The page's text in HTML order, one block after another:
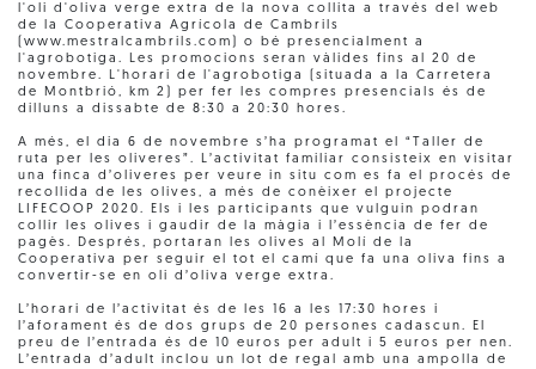
l'oli d'oliva verge extra de la nova collita a través del web
de la Cooperativa Agrícola de Cambrils
(www.mestralcambrils.com) o bé presencialment a
l'agrobotiga. Les promocions seran vàlides fins al 20 de
novembre. L'horari de l'agrobotiga (situada a la Carretera
de Montbrió, km 2) per fer les compres presencials és de
dilluns a dissabte de 8:30 a 20:30 hores.
A més, el dia 6 de novembre s’ha programat el “Taller de
ruta per les oliveres”. L’activitat familiar consisteix en visitar
una finca d’oliveres per veure in situ com es fa el procés de
recollida de les olives, a més de conèixer el projecte
LIFECOOP 2020. Els i les participants que vulguin podran
collir les olives i gaudir de la màgia i l’essència de fer de
pagès. Després, portaran les olives al Molí de la
Cooperativa per seguir el tot el camí que fa una oliva fins a
convertir-se en oli d’oliva verge extra.
L’horari de l’activitat és de les 16 a les 17:30 hores i
l’aforament és de dos grups de 20 persones cadascun. El
preu de l’entrada és de 10 euros per adult i 5 euros per nen.
L’entrada d’adult inclou un lot de regal amb una ampolla de